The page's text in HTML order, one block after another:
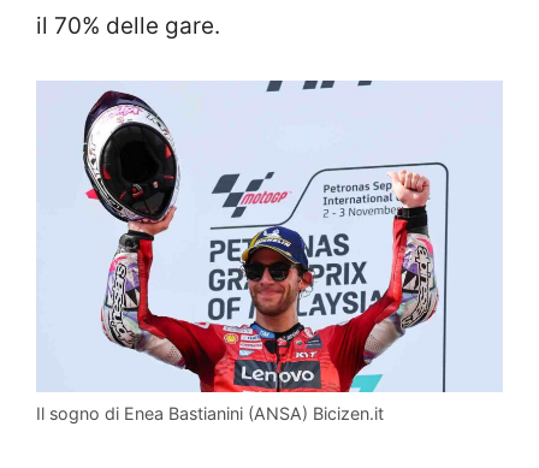
il 70% delle gare.
Il sogno di Enea Bastianini (ANSA) Bicizen.it